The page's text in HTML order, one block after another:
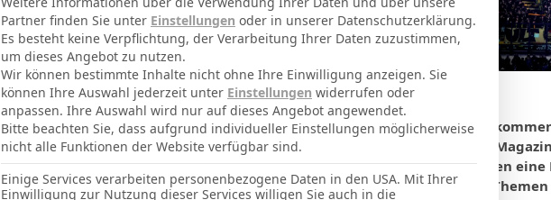
ByMicha Sassie 19. April 2026 0
M. Ortiz
ByMicha Sassie 19. April 2026 0
Das
bieten eine
die
Partner finden Sie unter Einstellungen oder in unserer Datenschutzerklärung.
Es besteht keine Verpflichtung, der Verarbeitung Ihrer Daten zuzustimmen,
um dieses Angebot zu nutzen.
Wir können bestimmte Inhalte nicht ohne Ihre Einwilligung anzeigen. Sie
können Ihre Auswahl jederzeit unter Einstellungen widerrufen oder
anpassen. Ihre Auswahl wird nur auf dieses Angebot angewendet.
Bitte beachten Sie, dass aufgrund individueller Einstellungen möglicherweise
nicht alle Funktionen der Website verfügbar sind.
Einige Services verarbeiten personenbezogene Daten in den USA. Mit Ihrer
Einwilligung zur Nutzung dieser Services willigen Sie auch in die